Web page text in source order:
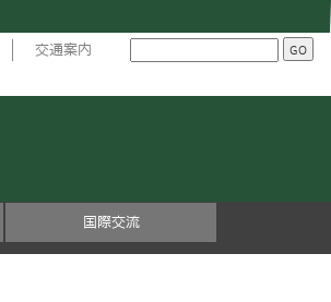
交通案内
国際交流